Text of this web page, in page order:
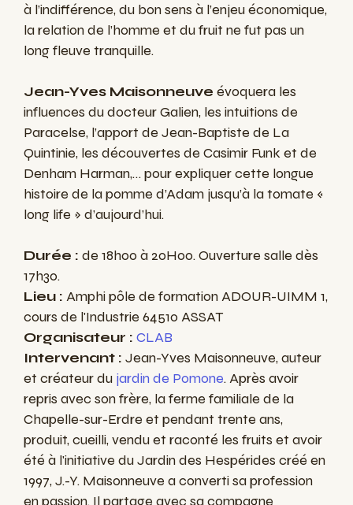
à l’indifférence, du bon sens à l’enjeu économique,
la relation de l’homme et du fruit ne fut pas un
long fleuve tranquille.
Jean-Yves Maisonneuve évoquera les
influences du docteur Galien, les intuitions de
Paracelse, l’apport de Jean-Baptiste de La
Quintinie, les découvertes de Casimir Funk et de
Denham Harman,… pour expliquer cette longue
histoire de la pomme d’Adam jusqu’à la tomate «
long life » d’aujourd’hui.
Durée : de 18h00 à 20H00. Ouverture salle dès
17h30.
Lieu : Amphi pôle de formation ADOUR-UIMM 1,
cours de l'Industrie 64510 ASSAT
Organisateur : CLAB
Intervenant : Jean-Yves Maisonneuve, auteur
et créateur du jardin de Pomone. Après avoir
repris avec son frère, la ferme familiale de la
Chapelle-sur-Erdre et pendant trente ans,
produit, cueilli, vendu et raconté les fruits et avoir
été à l'initiative du Jardin des Hespérides créé en
1997, J.-Y. Maisonneuve a converti sa profession
en passion. Il partage avec sa compagne